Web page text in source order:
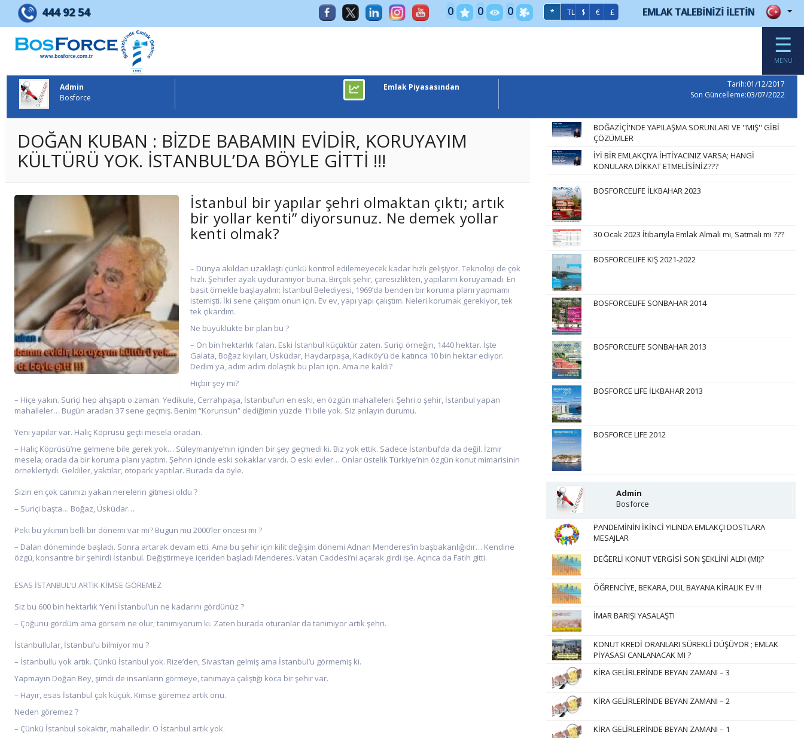
BOSFORCE EMLAK GELİŞTİRME ve PAZARLAMA
444 92 54 0 0 0 * TL $ € £ EMLAK TALEBİNİZİ İLETİN
☰
MENU
Admin
Bosforce
Emlak Piyasasından
Tarih:01/12/2017
Son Güncelleme:03/07/2022
DOĞAN KUBAN : BİZDE BABAMIN EVİDİR, KORUYAYIM
KÜLTÜRÜ YOK. İSTANBUL’DA BÖYLE GİTTİ !!!
İstanbul bir yapılar şehri olmaktan çıktı; artık
bir yollar kenti” diyorsunuz. Ne demek yollar
kenti olmak?
– Dünya akıldan uzaklaştı çünkü kontrol edilemeyecek kadar hızlı gelişiyor. Teknoloji de çok
hızlı. Şehirler ayak uyduramıyor buna. Birçok şehir, çaresizlikten, yapılarını koruyamadı. En
basit örnekle başlayalım: İstanbul Belediyesi, 1969’da benden bir koruma planı yapmamı
istemişti. İki sene çalıştım onun için. Ev ev, yapı yapı çalıştım. Neleri korumak gerekiyor, tek
tek çıkardım.
Ne büyüklükte bir plan bu ?
– On bin hektarlık falan. Eski İstanbul küçüktür zaten. Suriçi örneğin, 1440 hektar. İşte
Galata, Boğaz kıyıları, Üsküdar, Haydarpaşa, Kadıköy’ü de katınca 10 bin hektar ediyor.
Dedim ya, adım adım dolaştık bu plan için. Ama ne kaldı?
Hiçbir şey mi?
– Hiçe yakın. Suriçi hep ahşaptı o zaman. Yedikule, Cerrahpaşa, İstanbul’un en eski, en özgün mahalleleri. Şehri o şehir, İstanbul yapan
mahalleler… Bugün aradan 37 sene geçmiş. Benim “Korunsun” dediğimin yüzde 1’i bile yok. Siz anlayın durumu.
Yeni yapılar var. Haliç Köprüsü geçti mesela oradan.
– Haliç Köprüsü’ne gelmene bile gerek yok… Süleymaniye’nin içinden bir şey geçmedi ki. Biz yok ettik. Sadece İstanbul’da da değil. İzmir
mesela; orada da bir koruma planı yaptım. Şehrin içinde eski sokaklar vardı. O eski evler… Onlar üstelik Türkiye’nin özgün konut mimarisinin
örnekleriydi. Geldiler, yaktılar, otopark yaptılar. Burada da öyle.
Sizin en çok canınızı yakan nerelerin gitmesi oldu ?
– Suriçi başta… Boğaz, Üsküdar…
Peki bu yıkımın belli bir dönemi var mı? Bugün mü 2000’ler öncesi mi ?
– Dalan döneminde başladı. Sonra artarak devam etti. Ama bu şehir için kilit değişim dönemi Adnan Menderes’in başbakanlığıdır… Kendine
özgü, konsantre bir şehirdi İstanbul. Değiştirmeye içeriden başladı Menderes. Vatan Caddesi’ni açarak girdi işe. Açınca da Fatih gitti.
ESAS İSTANBUL’U ARTIK KİMSE GÖREMEZ
Siz bu 600 bin hektarlık ‘Yeni İstanbul’un ne kadarını gördünüz ?
– Çoğunu gördüm ama görsem ne olur; tanımıyorum ki. Zaten burada oturanlar da tanımıyor artık şehri.
İstanbullular, İstanbul’u bilmiyor mu ?
– İstanbullu yok artık. Çünkü İstanbul yok. Rize’den, Sivas’tan gelmiş ama İstanbul’u görmemiş ki.
Yapmayın Doğan Bey, şimdi de insanların görmeye, tanımaya çalıştığı koca bir şehir var.
– Hayır, esas İstanbul çok küçük. Kimse göremez artık onu.
Neden göremez ?
– Çünkü İstanbul sokaktır, mahalledir. O İstanbul artık yok.
BOĞAZİÇİ'NDE YAPILAŞMA SORUNLARI VE ''MIŞ'' GİBİ
ÇÖZÜMLER
İYİ BİR EMLAKÇIYA İHTİYACINIZ VARSA; HANGİ
KONULARA DİKKAT ETMELİSİNİZ???
BOSFORCELIFE İLKBAHAR 2023
30 Ocak 2023 İtibarıyla Emlak Almalı mı, Satmalı mı ???
BOSFORCELIFE KIŞ 2021-2022
BOSFORCELIFE SONBAHAR 2014
BOSFORCELIFE SONBAHAR 2013
BOSFORCE LIFE İLKBAHAR 2013
BOSFORCE LIFE 2012
Admin
Bosforce
PANDEMİNİN İKİNCİ YILINDA EMLAKÇI DOSTLARA
MESAJLAR
DEĞERLİ KONUT VERGİSİ SON ŞEKLİNİ ALDI (MI)?
ÖĞRENCİYE, BEKARA, DUL BAYANA KİRALIK EV !!!
İMAR BARIŞI YASALAŞTI
KONUT KREDİ ORANLARI SÜREKLİ DÜŞÜYOR ; EMLAK
PİYASASI CANLANACAK MI ?
KİRA GELİRLERİNDE BEYAN ZAMANI – 3
KİRA GELİRLERİNDE BEYAN ZAMANI – 2
KİRA GELİRLERİNDE BEYAN ZAMANI – 1